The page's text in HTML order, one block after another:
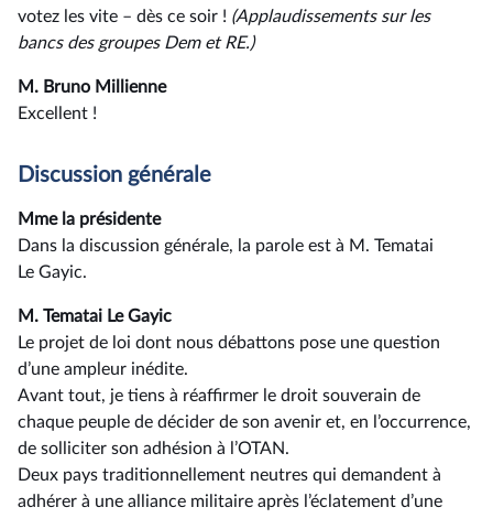
votez les vite –⁠ dès ce soir ! (Applaudissements sur les
bancs des groupes Dem et RE.)
M. Bruno Millienne
Excellent !
Discussion générale
Mme la présidente
Dans la discussion générale, la parole est à M. Tematai
Le Gayic.
M. Tematai Le Gayic
Le projet de loi dont nous débattons pose une question
d’une ampleur inédite.
Avant tout, je tiens à réaffirmer le droit souverain de
chaque peuple de décider de son avenir et, en l’occurrence,
de solliciter son adhésion à l’OTAN.
Deux pays traditionnellement neutres qui demandent à
adhérer à une alliance militaire après l’éclatement d’une